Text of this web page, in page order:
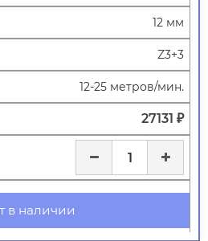
12 мм
Z3+3
12-25 метров/мин.
27131 ₽
в наличии